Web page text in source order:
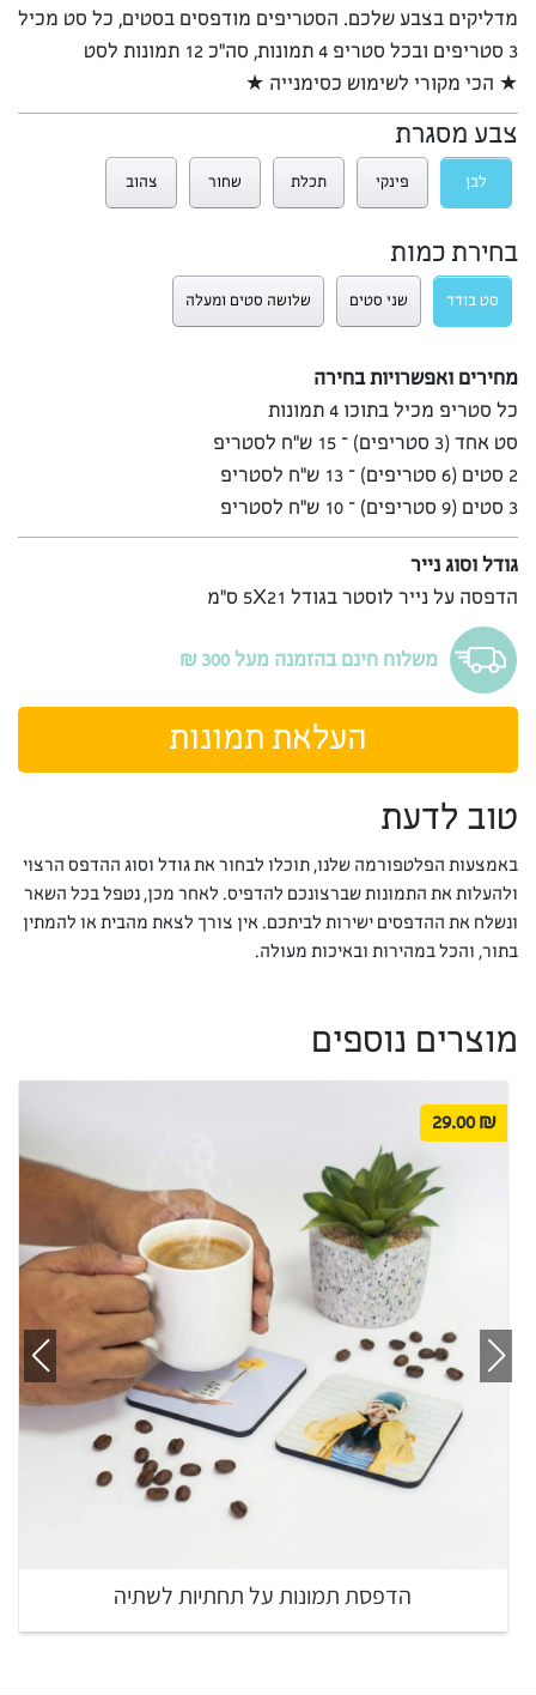
מדליקים בצבע שלכם. הסטריפים מודפסים בסטים, כל סט מכיל
3 סטריפים ובכל סטריפ 4 תמונות, סה”כ 12 תמונות לסט
★ הכי מקורי לשימוש כסימנייה ★
צבע מסגרת
לבן פינקי תכלת שחור צהוב
בחירת כמות
סט בודד שני סטים שלושה סטים ומעלה
מחירים ואפשרויות בחירה
כל סטריפ מכיל בתוכו 4 תמונות
סט אחד (3 סטריפים) – 15 ש”ח לסטריפ
2 סטים (6 סטריפים) – 13 ש”ח לסטריפ
3 סטים (9 סטריפים) – 10 ש”ח לסטריפ
גודל וסוג נייר
הדפסה על נייר לוסטר בגודל 5X21 ס”מ
משלוח חינם בהזמנה מעל 300 ₪
העלאת תמונות
טוב לדעת
באמצעות הפלטפורמה שלנו, תוכלו לבחור את גודל וסוג ההדפס הרצוי
ולהעלות את התמונות שברצונכם להדפיס. לאחר מכן, נטפל בכל השאר
ונשלח את ההדפסים ישירות לביתכם. אין צורך לצאת מהבית או להמתין
בתור, והכל במהירות ובאיכות מעולה.
מוצרים נוספים
₪
29.00
הדפסת תמונות על תחתיות לשתיה